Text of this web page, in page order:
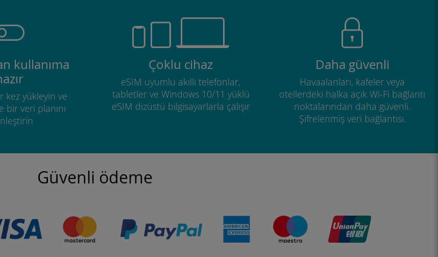
kullanıma
kez yükleyin ve
bir veri planını
Çoklu cihaz
eSIM uyumlu akıllı telefonlar,
tabletler ve Windows 10/11 yüklü
eSIM dizüstü bilgisayarlarla çalışır
Daha güvenli
Havaalanları, kafeler veya
otellerdeki halka açık Wi-Fi bağlantı
noktalarından daha güvenli.
Şifrelenmiş veri bağlantısı.
Güvenli ödeme